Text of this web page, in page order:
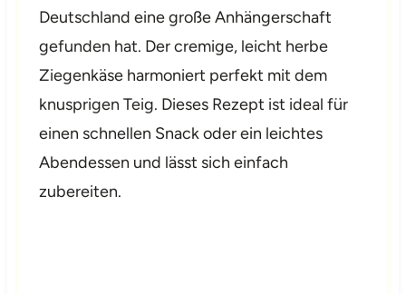
Deutschland eine große Anhängerschaft
gefunden hat. Der cremige, leicht herbe
Ziegenkäse harmoniert perfekt mit dem
knusprigen Teig. Dieses Rezept ist ideal für
einen schnellen Snack oder ein leichtes
Abendessen und lässt sich einfach
zubereiten.